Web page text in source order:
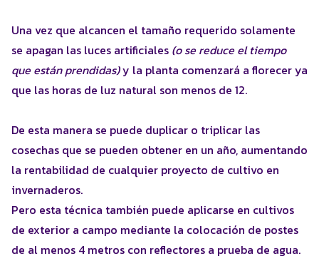
Una vez que alcancen el tamaño requerido solamente
se apagan las luces artificiales (o se reduce el tiempo
que están prendidas)y la planta comenzará a florecer ya
que las horas de luz natural son menos de 12.
De esta manera se puede duplicar o triplicar las
cosechas que se pueden obtener en un año, aumentando
la rentabilidad de cualquier proyecto de cultivo en
invernaderos.
Pero esta técnica también puede aplicarse en cultivos
de exterior a campo mediante la colocación de postes
de al menos 4 metros con reflectores a prueba de agua.